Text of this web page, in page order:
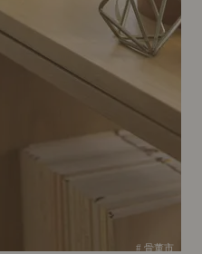
# 骨董市